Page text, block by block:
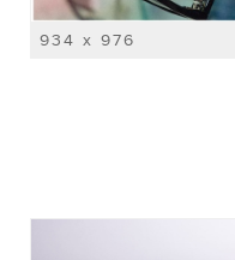
934 x 976